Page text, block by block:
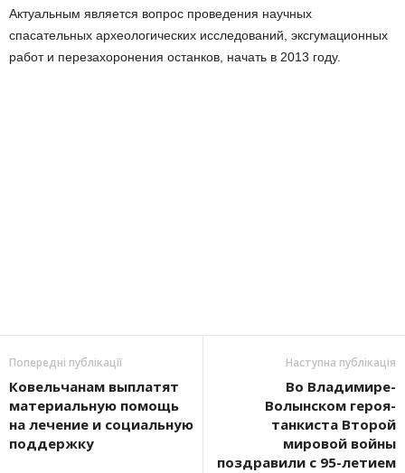
Актуальным является вопрос проведения научных
спасательных археологических исследований, эксгумационных
работ и перезахоронения останков, начать в 2013 году.
Попередні публікації
Ковельчанам выплатят
материальную помощь
на лечение и социальную
поддержку
Наступна публікація
Во Владимире-
Волынском героя-
танкиста Второй
мировой войны
поздравили с 95-летием